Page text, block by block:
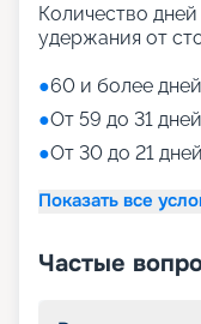
Количество
удержания от
●60 и более
●От 59 до 31
●От 30 до 21
Показать все
Частые